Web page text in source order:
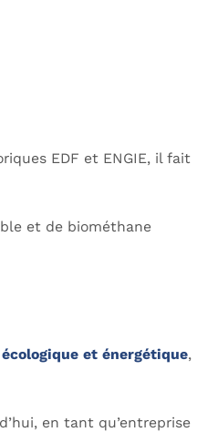
EDF et ENGIE, il fait
et de biométhane
et énergétique,
en tant qu’entreprise